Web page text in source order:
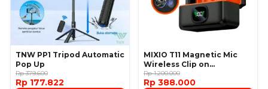
TNW PP1 Tripod Automatic
Pop Up
Rp 379.600
Rp 177.822
MIXIO T11 Magnetic Mic
Wireless Clip on
Microphone
Rp 1.200.000
Rp 388.000